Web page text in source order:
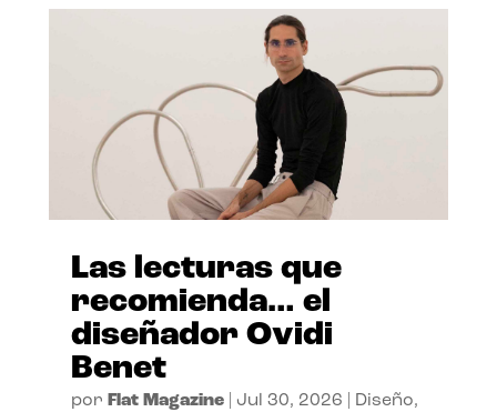
Las lecturas que
recomienda… el
diseñador Ovidi
Benet
por Flat Magazine| Jul 30, 2026 Diseño,